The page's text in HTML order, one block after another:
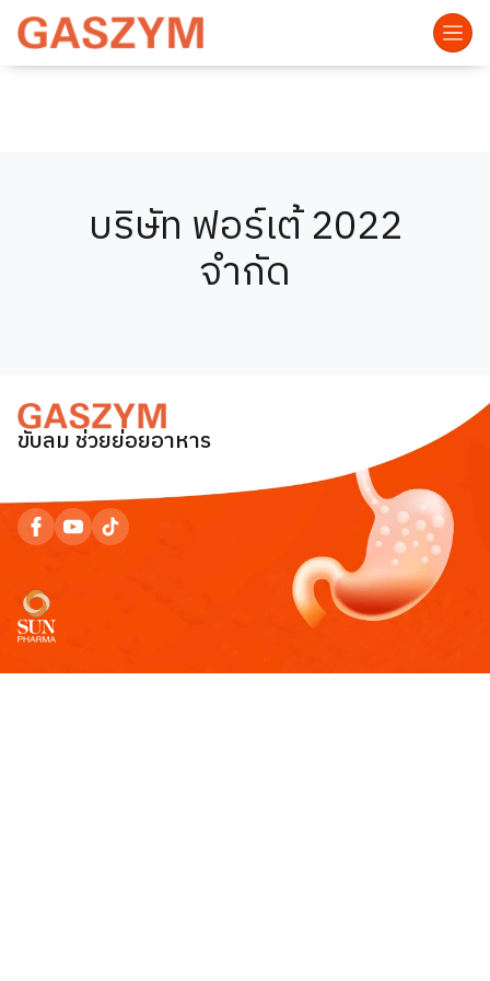
บริษัท ฟอร์เต้ 2022
จำกัด
ขับลม ช่วยย่อยอาหาร